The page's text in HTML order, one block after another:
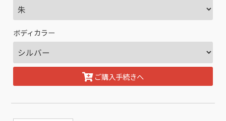
ボディカラー
ご購入手続きへ